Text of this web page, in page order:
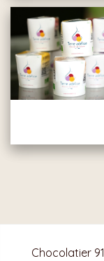
Chocolatier 91